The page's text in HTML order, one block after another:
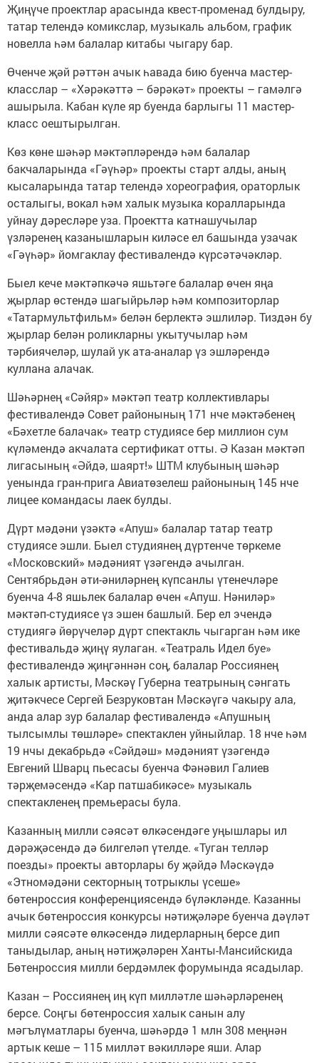
Җиңүче проектлар арасында квест-променад булдыру,
татар телендә комикслар, музыкаль альбом, график
новелла һәм балалар китабы чыгару бар.
Өченче җәй рәттән ачык һавада бию буенча мастер-
класслар – «Хәрәкәттә – бәрәкәт» проекты – гамәлгә
ашырыла. Кабан күле яр буенда барлыгы 11 мастер-
класс оештырылган.
Көз көне шәһәр мәктәпләрендә һәм балалар
бакчаларында «Гәүһәр» проекты старт алды, аның
кысаларында татар телендә хореография, ораторлык
осталыгы, вокал һәм халык музыка коралларында
уйнау дәресләре уза. Проектта катнашучылар
үзләренең казанышларын киләсе ел башында узачак
«Гәүһәр» йомгаклау фестивалендә күрсәтәчәкләр.
Быел кече мәктәпкәчә яшьтәге балалар өчен яңа
җырлар өстендә шагыйрьләр һәм композиторлар
«Татармультфильм» белән берлектә эшлиләр. Тиздән бу
җырлар белән роликларны укытучылар һәм
тәрбиячеләр, шулай ук ата-аналар үз эшләрендә
куллана алачак.
Шәһәрнең «Сәйяр» мәктәп театр коллективлары
фестивалендә Совет районының 171 нче мәктәбенең
«Бәхетле балачак» театр студиясе бер миллион сум
күләмендә акчалата сертификат отты. Ә Казан мәктәп
лигасының «Әйдә, шаярт!» ШТМ клубының шәһәр
уенында гран-прига Авиатөзелеш районының 145 нче
лицее командасы лаек булды.
Дүрт мәдәни үзәктә «Апуш» балалар татар театр
студиясе эшли. Быел студиянең дүртенче төркеме
«Московский» мәдәният үзәгендә ачылган.
Сентябрьдән әти-әниләрнең күпсанлы үтенечләре
буенча 4-8 яшьлек балалар өчен «Апуш. Нәниләр»
мәктәп-студиясе үз эшен башлый. Бер ел эчендә
студиягә йөрүчеләр дүрт спектакль чыгарган һәм ике
фестивальдә җиңү яулаган. «Театраль Идел буе»
фестивалендә җиңгәннән соң, балалар Россиянең
халык артисты, Мәскәү Губерна театрының сәнгать
җитәкчесе Сергей Безруковтан Мәскәүгә чакыру ала,
анда алар зур балалар фестивалендә «Апушның
тылсымлы төшләре» спектаклен уйныйлар. 18 нче һәм
19 нчы декабрьдә «Сәйдәш» мәдәният үзәгендә
Евгений Шварц пьесасы буенча Фәнәвил Галиев
тәрҗемәсендә «Кар патшабикәсе» музыкаль
спектакленең премьерасы була.
Казанның милли сәясәт өлкәсендәге уңышлары ил
дәрәҗәсендә дә билгеләп үтелде. «Туган телләр
поезды» проекты авторлары бу җәйдә Мәскәүдә
«Этномәдәни секторның тотрыклы үсеше»
бөтенроссия конференциясендә бүләкләнде. Казанны
ачык бөтенроссия конкурсы нәтиҗәләре буенча дәүләт
милли сәясәте өлкәсендә лидерларның берсе дип
таныдылар, аның нәтиҗәләрен Ханты-Мансийскида
Бөтенроссия милли бердәмлек форумында ясадылар.
Казан – Россиянең иң күп милләтле шәһәрләренең
берсе. Соңгы бөтенроссия халык санын алу
мәгълүматлары буенча, шәһәрдә 1 млн 308 меңнән
артык кеше – 115 милләт вәкилләре яши. Алар